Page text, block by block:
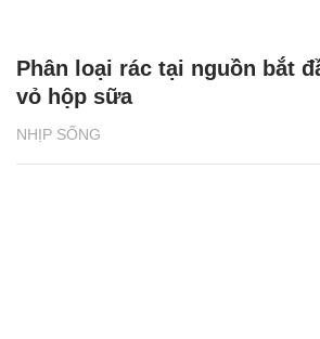
NHỊP SỐNG
Phân loại rác tại nguồn bắt
vỏ hộp sữa